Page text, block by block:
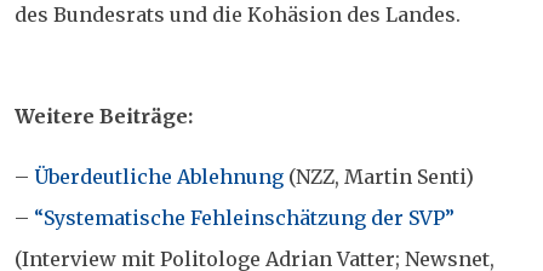
des Bundesrats und die Kohäsion des Landes.
Weitere Beiträge:
– Überdeutliche Ablehnung (NZZ, Martin Senti)
– “Systematische Fehleinschätzung der SVP”
(Interview mit Politologe Adrian Vatter; Newsnet,